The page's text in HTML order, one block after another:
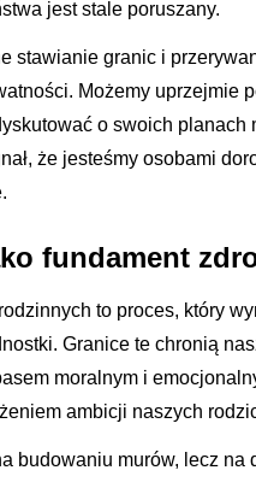
jest stale poruszany.
stawianie granic i
Możemy uprzejmie
o swoich planach
że jesteśmy osobami
fundament
to proces, który
Granice te chronią
moralnym i
ambicji naszych
budowaniu murów, lecz